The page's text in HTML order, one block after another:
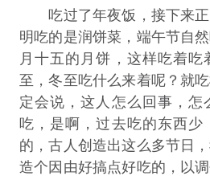
吃过了年夜饭，接下来正
明吃的是润饼菜，端午节自
月十五的月饼，这样吃着吃
至，冬至吃什么来着呢？就
定会说，这人怎么回事，怎
吃，是啊，过去吃的东西少
的，古人创造出这么多节日
造个因由好搞点好吃的，以